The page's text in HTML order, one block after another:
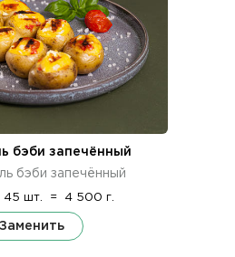
бэби запечённый
бэби запечённый
45 шт. = 4 500 г.
Заменить